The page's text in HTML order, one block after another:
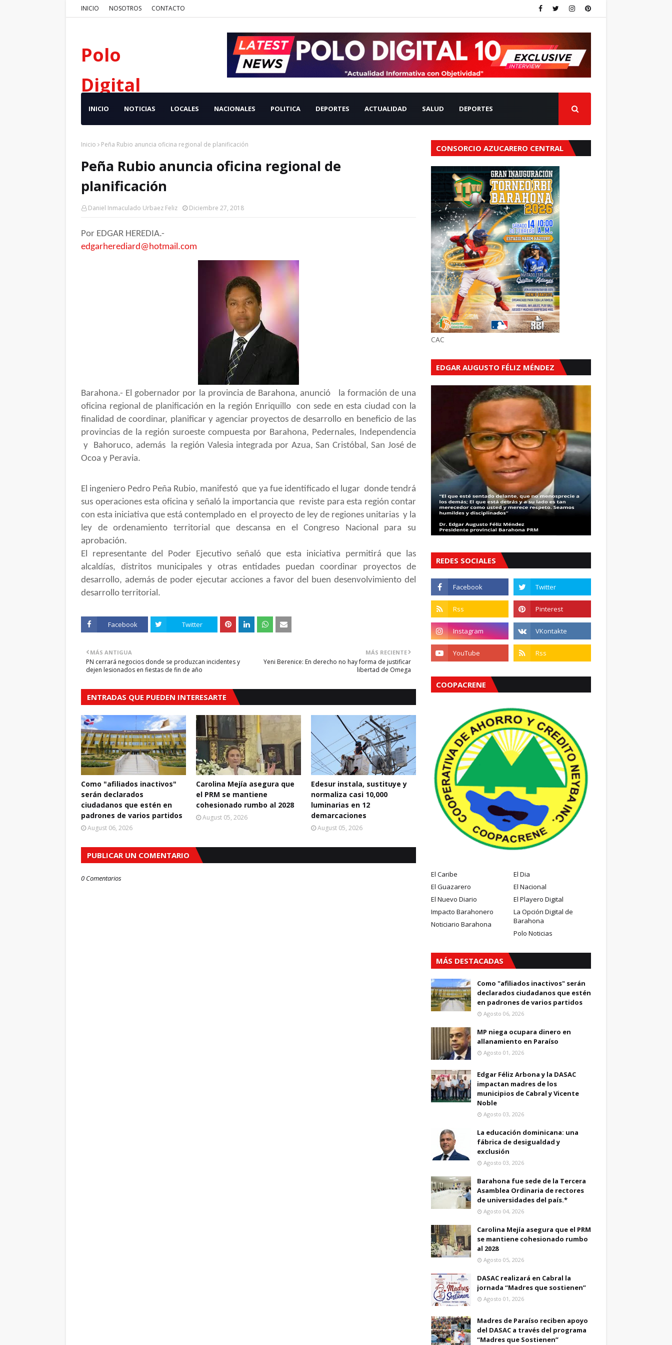
INICIO NOSOTROS CONTACTO
Polo
Digital
INICIO NOTICIAS LOCALES NACIONALES POLITICA DEPORTES ACTUALIDAD SALUD DEPORTES
Inicio Peña Rubio anuncia oficina regional de planificación
Peña Rubio anuncia oficina regional de
planificación
Daniel Inmaculado Urbaez Feliz Diciembre 27, 2018
Por EDGAR HEREDIA.-
edgarherediard@hotmail.com
Barahona.- El gobernador por la provincia de Barahona, anunció la formación de una
oficina regional de planificación en la región Enriquillo con sede en esta ciudad con la
finalidad de coordinar, planificar y agenciar proyectos de desarrollo en beneficio de las
provincias de la región suroeste compuesta por Barahona, Pedernales, Independencia
y Bahoruco, además la región Valesia integrada por Azua, San Cristóbal, San José de
Ocoa y Peravia.
El ingeniero Pedro Peña Rubio, manifestó que ya fue identificado el lugar donde tendrá
sus operaciones esta oficina y señaló la importancia que reviste para esta región contar
con esta iniciativa que está contemplado en el proyecto de ley de regiones unitarias y la
ley de ordenamiento territorial que descansa en el Congreso Nacional para su
aprobación.
El representante del Poder Ejecutivo señaló que esta iniciativa permitirá que las
alcaldías, distritos municipales y otras entidades puedan coordinar proyectos de
desarrollo, además de poder ejecutar acciones a favor del buen desenvolvimiento del
desarrollo territorial.
Facebook Twitter
MÁS RECIENTE
Yeni Berenice: En derecho no hay forma de justificar
libertad de Omega
MÁS ANTIGUA
PN cerrará negocios donde se produzcan incidentes y
dejen lesionados en fiestas de fin de año
ENTRADAS QUE PUEDEN INTERESARTE
Como "afiliados inactivos"
serán declarados
ciudadanos que estén en
padrones de varios partidos
August 06, 2026
Carolina Mejía asegura que
el PRM se mantiene
cohesionado rumbo al 2028
August 05, 2026
Edesur instala, sustituye y
normaliza casi 10,000
luminarias en 12
demarcaciones
August 05, 2026
PUBLICAR UN COMENTARIO
0 Comentarios
CONSORCIO AZUCARERO CENTRAL
CAC
EDGAR AUGUSTO FÉLIZ MÉNDEZ
REDES SOCIALES
COOPACRENE
El Caribe
El Dia
El Guazarero
El Nacional
El Nuevo Diario
El Playero Digital
Impacto Barahonero
La Opción Digital de
Barahona
Noticiario Barahona
Polo Noticias
MÁS DESTACADAS
Como "afiliados inactivos" serán
declarados ciudadanos que estén
en padrones de varios partidos
Agosto 06, 2026
MP niega ocupara dinero en
allanamiento en Paraíso
Agosto 01, 2026
Edgar Féliz Arbona y la DASAC
impactan madres de los
municipios de Cabral y Vicente
Noble
Agosto 03, 2026
La educación dominicana: una
fábrica de desigualdad y
exclusión
Agosto 03, 2026
Barahona fue sede de la Tercera
Asamblea Ordinaria de rectores
de universidades del país.*
Agosto 04, 2026
Carolina Mejía asegura que el PRM
se mantiene cohesionado rumbo
al 2028
Agosto 05, 2026
DASAC realizará en Cabral la
jornada “Madres que sostienen”
Agosto 01, 2026
Madres de Paraíso reciben apoyo
del DASAC a través del programa
“Madres que Sostienen”